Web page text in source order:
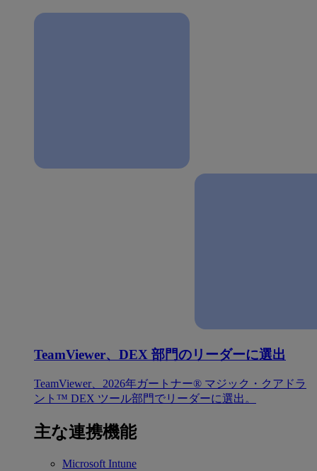
TeamViewer、DEX 部門のリーダーに選出
TeamViewer、2026年ガートナー® マジック・クアドラ
ント™ DEX ツール部門でリーダーに選出。
主な連携機能
Microsoft Intune